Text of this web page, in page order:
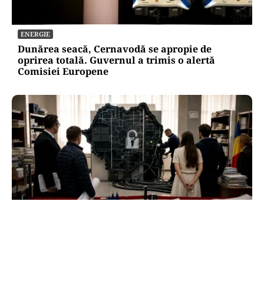
ENERGIE
Dunărea seacă, Cernavodă se apropie de
oprirea totală. Guvernul a trimis o alertă
Comisiei Europene